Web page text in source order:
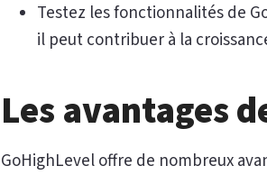
Testez les fonctionnalités de
il peut contribuer à la
Les avantages
GoHighLevel offre de nombreux